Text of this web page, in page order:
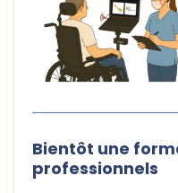
Bientôt une
professionnels